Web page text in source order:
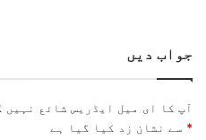
جواب دیں
آپ کا ای میل ایڈریس شائع نہیں
* سے نشان زد کیا گیا ہے